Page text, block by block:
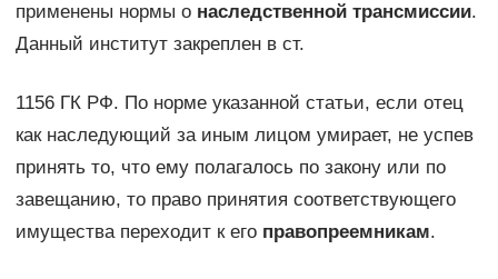
применены нормы о наследственной трансмиссии.
Данный институт закреплен в ст.
1156 ГК РФ. По норме указанной статьи, если отец
как наследующий за иным лицом умирает, не успев
принять то, что ему полагалось по закону или по
завещанию, то право принятия соответствующего
имущества переходит к его правопреемникам.